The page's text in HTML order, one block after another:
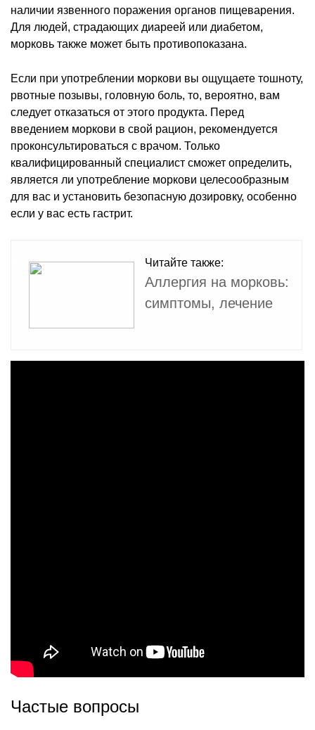
наличии язвенного поражения органов пищеварения.
Для людей, страдающих диареей или диабетом,
морковь также может быть противопоказана.
Если при употреблении моркови вы ощущаете тошноту,
рвотные позывы, головную боль, то, вероятно, вам
следует отказаться от этого продукта. Перед
введением моркови в свой рацион, рекомендуется
проконсультироваться с врачом. Только
квалифицированный специалист сможет определить,
является ли употребление моркови целесообразным
для вас и установить безопасную дозировку, особенно
если у вас есть гастрит.
Читайте также:
Аллергия на морковь:
симптомы, лечение
Частые вопросы